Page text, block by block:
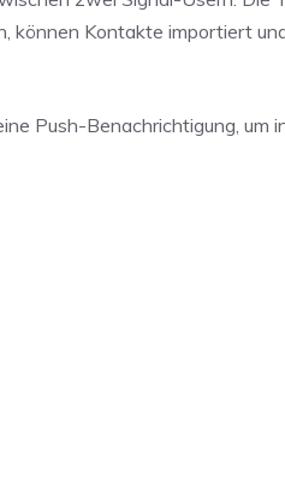
können Kontakte importiert
Push-Benachrichtigung, um